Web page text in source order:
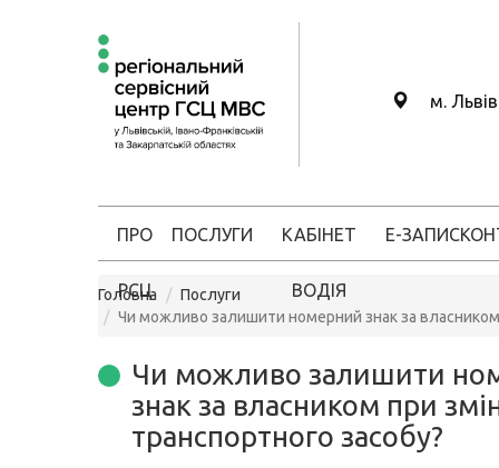
м.
ПРО
РСЦ
ПОСЛУГИ КАБІНЕТ
ВОДІЯ
Е-ЗАПИС
Головна
Послуги
Чи можливо залишити номерний знак за власником
Чи можливо залишити
знак за власником при
транспортного засобу?